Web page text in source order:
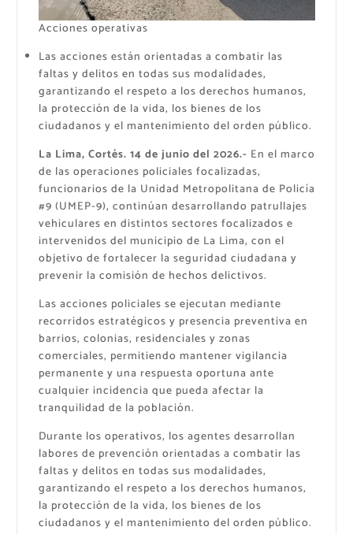
Acciones operativas
Las acciones están orientadas a combatir las
faltas y delitos en todas sus modalidades,
garantizando el respeto a los derechos humanos,
la protección de la vida, los bienes de los
ciudadanos y el mantenimiento del orden público.
La Lima, Cortés. 14 de junio del 2026.- En el marco
de las operaciones policiales focalizadas,
funcionarios de la Unidad Metropolitana de Policía
#9 (UMEP-9), continúan desarrollando patrullajes
vehiculares en distintos sectores focalizados e
intervenidos del municipio de La Lima, con el
objetivo de fortalecer la seguridad ciudadana y
prevenir la comisión de hechos delictivos.
Las acciones policiales se ejecutan mediante
recorridos estratégicos y presencia preventiva en
barrios, colonias, residenciales y zonas
comerciales, permitiendo mantener vigilancia
permanente y una respuesta oportuna ante
cualquier incidencia que pueda afectar la
tranquilidad de la población.
Durante los operativos, los agentes desarrollan
labores de prevención orientadas a combatir las
faltas y delitos en todas sus modalidades,
garantizando el respeto a los derechos humanos,
la protección de la vida, los bienes de los
ciudadanos y el mantenimiento del orden público.